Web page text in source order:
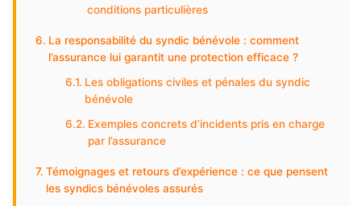
conditions particulières
La responsabilité du syndic bénévole : comment
l’assurance lui garantit une protection efficace ?
Les obligations civiles et pénales du syndic
bénévole
Exemples concrets d’incidents pris en charge
par l’assurance
Témoignages et retours d’expérience : ce que pensent
les syndics bénévoles assurés